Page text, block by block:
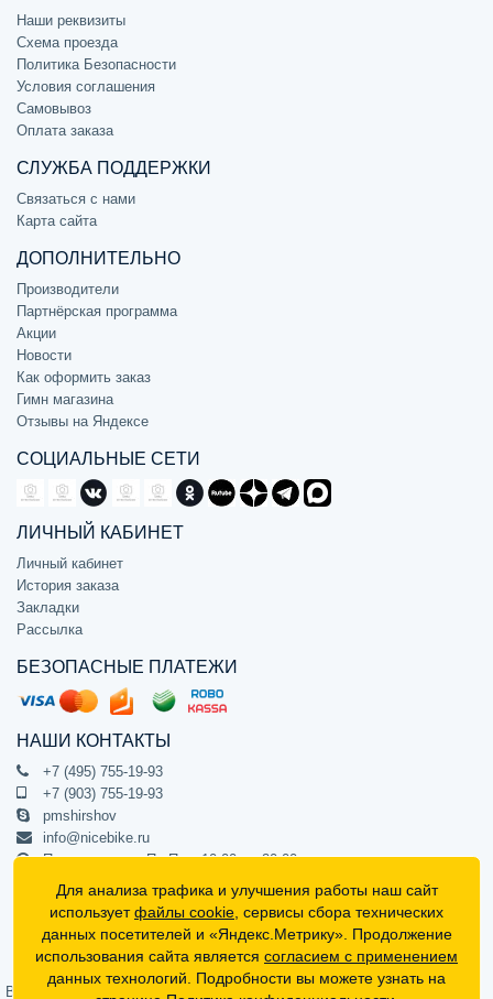
Наши реквизиты
Схема проезда
Политика Безопасности
Условия соглашения
Самовывоз
Оплата заказа
СЛУЖБА ПОДДЕРЖКИ
Связаться с нами
Карта сайта
ДОПОЛНИТЕЛЬНО
Производители
Партнёрская программа
Акции
Новости
Как оформить заказ
Гимн магазина
Отзывы на Яндексе
СОЦИАЛЬНЫЕ СЕТИ
ЛИЧНЫЙ КАБИНЕТ
Личный кабинет
История заказа
Закладки
Рассылка
БЕЗОПАСНЫЕ ПЛАТЕЖИ
НАШИ КОНТАКТЫ
+7 (495) 755-19-93
+7 (903) 755-19-93
pmshirshov
info@nicebike.ru
Прием звонков Пн-Пт с 10:00 до 20:00
ПВЗ Пн-Пт с 10:00 до 20:00
г. Москва, ул. Барклая 13с1
подъезд 1, цокольный этаж, офис 1
Официальный интернет-магазин NiceBike © 2012 - 2026
Вся информация на сайте носит ознакомительный характер, не
Для анализа трафика и улучшения работы наш сайт
используетфайлы cookie , сервисы сбора технических
данных посетителей и «Яндекс.Метрику». Продолжение
использования сайта является согласием с применением
данных технологий. Подробности вы можете узнать на